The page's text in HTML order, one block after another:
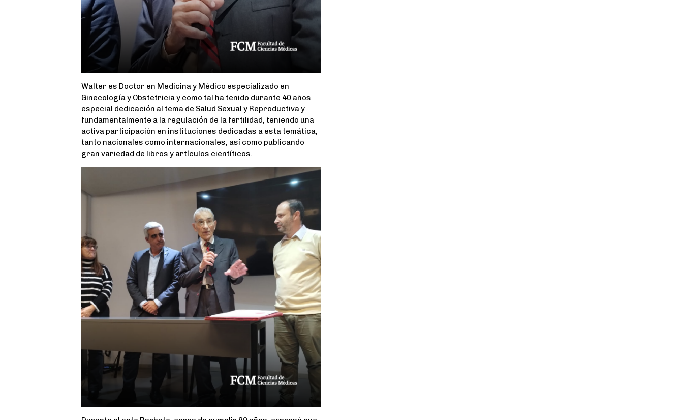
Walter es Doctor en Medicina y Médico especializado en
Ginecología y Obstetricia y como tal ha tenido durante 40 años
especial dedicación al tema de Salud Sexual y Reproductiva y
fundamentalmente a la regulación de la fertilidad, teniendo una
activa participación en instituciones dedicadas a esta temática,
tanto nacionales como internacionales, así como publicando
gran variedad de libros y artículos científicos.